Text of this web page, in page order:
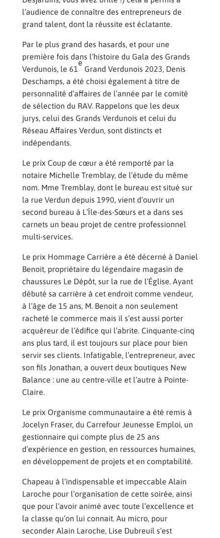
l’audience de connaître des entrepreneurs de
grand talent, dont la réussite est éclatante.
Par le plus grand des hasards, et pour une
première fois dans l’histoire du Gala des Grands
Verdunois, le 61
e
Grand Verdunois 2023, Denis
Deschamps, a été choisi également à titre de
personnalité d’affaires de l’année par le comité
de sélection du RAV. Rappelons que les deux
jurys, celui des Grands Verdunois et celui du
Réseau Affaires Verdun, sont distincts et
indépendants.
Le prix Coup de cœur a été remporté par la
notaire Michelle Tremblay, de l’étude du même
nom. Mme Tremblay, dont le bureau est situé sur
la rue Verdun depuis 1990, vient d’ouvrir un
second bureau à L’Île-des-Sœurs et a dans ses
carnets un beau projet de centre professionnel
multi-services.
Le prix Hommage Carrière a été décerné à Daniel
Benoit, propriétaire du légendaire magasin de
chaussures Le Dépôt, sur la rue de l’Église. Ayant
débuté sa carrière à cet endroit comme vendeur,
à l’âge de 15 ans, M. Benoit a non seulement
racheté le commerce mais il s’est aussi porter
acquéreur de l’édifice qui l’abrite. Cinquante-cinq
ans plus tard, il est toujours sur place pour bien
servir ses clients. Infatigable, l’entrepreneur, avec
son fils Jonathan, a ouvert deux boutiques New
Balance : une au centre-ville et l’autre à Pointe-
Claire.
Le prix Organisme communautaire a été remis à
Jocelyn Fraser, du Carrefour Jeunesse Emploi, un
gestionnaire qui compte plus de 25 ans
d’expérience en gestion, en ressources humaines,
en développement de projets et en comptabilité.
Chapeau à l’indispensable et impeccable Alain
Laroche pour l’organisation de cette soirée, ainsi
que pour l’avoir animé avec toute l’excellence et
la classe qu’on lui connait. Au micro, pour
seconder Alain Laroche, Lise Dubreuil s’est